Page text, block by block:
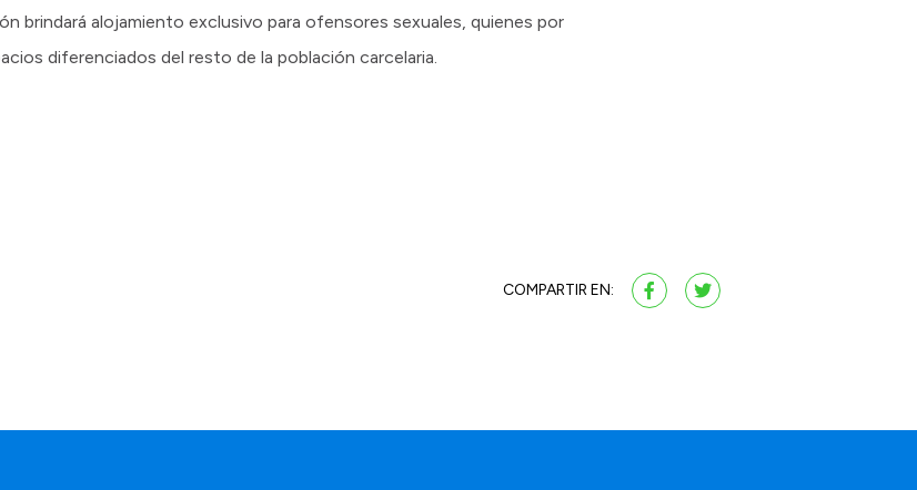
brindará alojamiento exclusivo para ofensores sexuales, quienes por
diferenciados del resto de la población carcelaria.
COMPARTIR EN: